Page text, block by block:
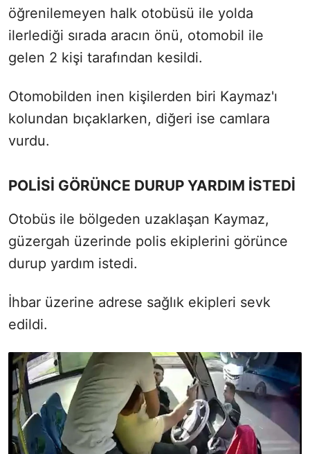
öğrenilemeyen halk otobüsü ile yolda
ilerlediği sırada aracın önü, otomobil ile
gelen 2 kişi tarafından kesildi.
Otomobilden inen kişilerden biri Kaymaz'ı
kolundan bıçaklarken, diğeri ise camlara
vurdu.
POLİSİ GÖRÜNCE DURUP YARDIM İSTEDİ
Otobüs ile bölgeden uzaklaşan Kaymaz,
güzergah üzerinde polis ekiplerini görünce
durup yardım istedi.
İhbar üzerine adrese sağlık ekipleri sevk
edildi.